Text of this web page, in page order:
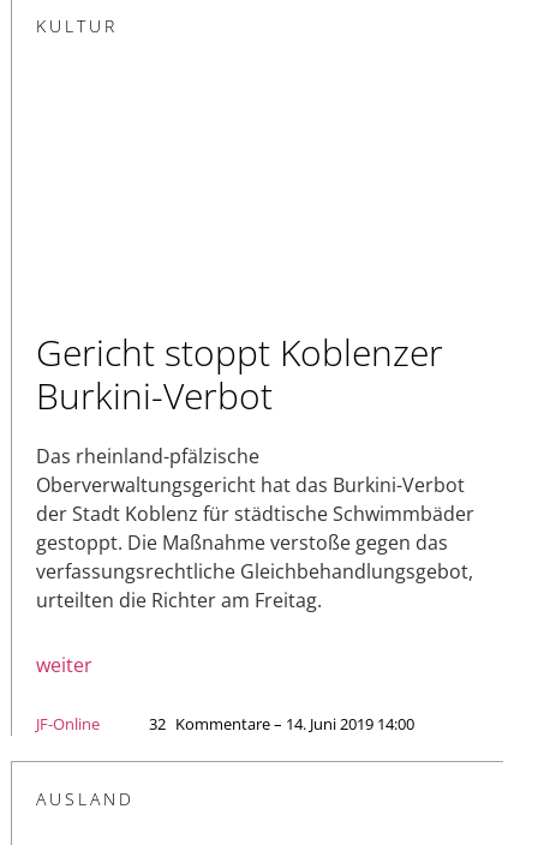
KULTUR
Gericht stoppt Koblenzer
Burkini-Verbot
Das rheinland-pfälzische
Oberverwaltungsgericht hat das Burkini-Verbot
der Stadt Koblenz für städtische Schwimmbäder
gestoppt. Die Maßnahme verstoße gegen das
verfassungsrechtliche Gleichbehandlungsgebot,
urteilten die Richter am Freitag.
weiter
JF-Online 32 Kommentare – 14. Juni 2019 14:00
AUSLAND